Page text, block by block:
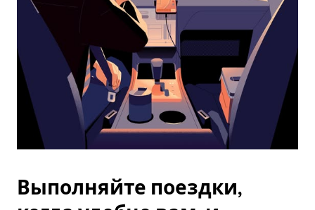
Выполняйте поездки,